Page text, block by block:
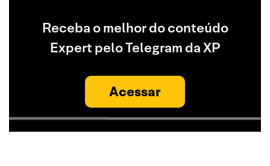
Receba o melhor do conteúdo
Expert pelo Telegram da XP
Acessar